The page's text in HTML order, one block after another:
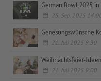
25. Sep. 2025
Genesungswünsche
21. Juli 2025 9:30
Weihnachtsfeier-
21. Juli 2025 9:00